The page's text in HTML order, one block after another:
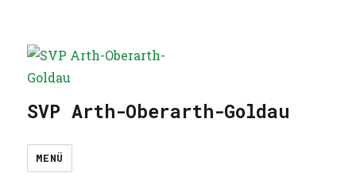
SVP Arth-Oberarth-Goldau
MENÜ